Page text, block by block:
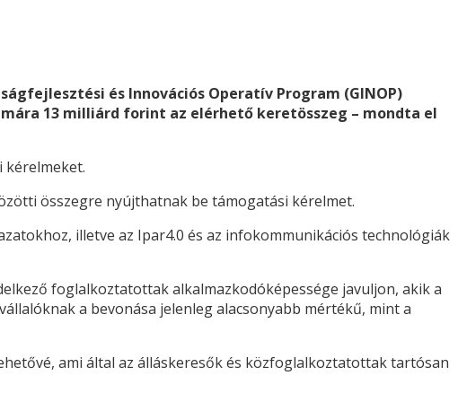
és Innovációs Operatív Program (GINOP)
13 milliárd forint az elérhető keretösszeg – mondta el
kérelmeket.
összegre nyújthatnak be támogatási kérelmet.
illetve az Ipar4.0 és az infokommunikációs technológiák
foglalkoztatottak alkalmazkodóképessége javuljon, akik a
a bevonása jelenleg alacsonyabb mértékű, mint a
ami által az álláskeresők és közfoglalkoztatottak tartósan